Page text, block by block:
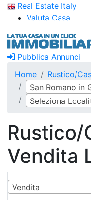
Real Estate Italy
Valuta Casa
Pubblica Annunci
Home
Rustico/
San Romano in
Seleziona
Rustico/
Vendita
Vendita